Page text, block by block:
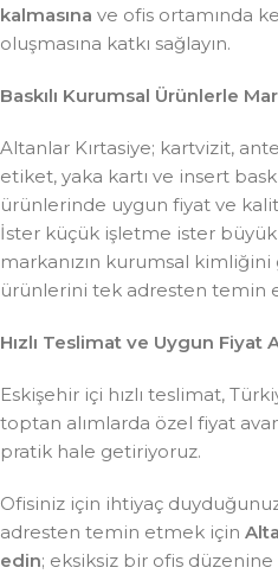
kalmasına ve ofis ortamında
oluşmasına katkı sağlayın.
Baskılı Kurumsal Ürünlerle
Altanlar Kırtasiye; kartvizit,
etiket, yaka kartı ve insert
ürünlerinde uygun fiyat ve
İster küçük işletme ister
markanızın kurumsal
ürünlerini tek adresten temin
Hızlı Teslimat ve Uygun Fiyat
Eskişehir içi hızlı teslimat,
toptan alımlarda özel fiyat
pratik hale getiriyoruz.
Ofisiniz için ihtiyaç
adresten temin etmek için
edin; eksiksiz bir ofis düzenine